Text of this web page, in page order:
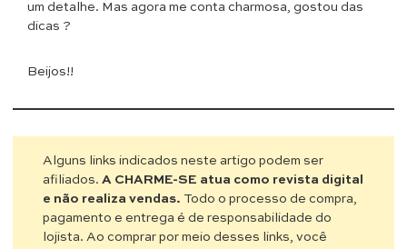
um detalhe. Mas agora me conta charmosa, gostou das
dicas ?
Beijos!!
Alguns links indicados neste artigo podem ser
afiliados.A CHARME-SE atua como revista digital
e não realiza vendas. Todo o processo de compra,
pagamento e entrega é de responsabilidade do
lojista. Ao comprar por meio desses links, você